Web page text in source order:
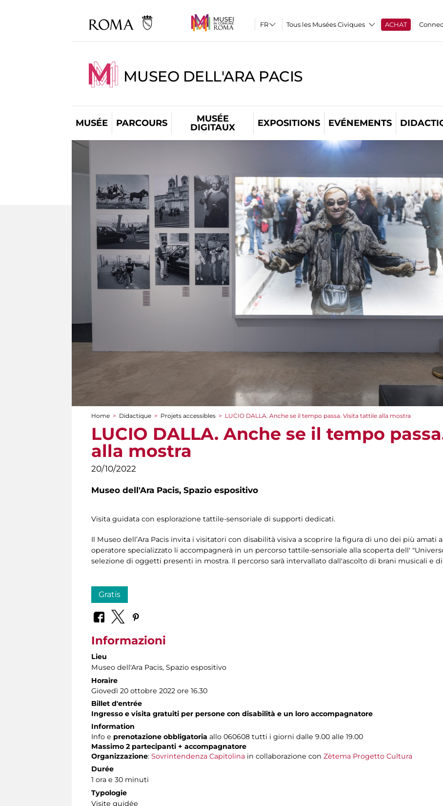
Tous les Musées Civiques ACHAT
MUSEO DELL'ARA PACIS
MUSÉE PARCOURS
MUSÉE
DIGITAUX
EXPOSITIONS EVÉNEMENTS
You are here
Home > Didactique > Projets accessibles > LUCIO DALLA. Anche se il tempo passa. Visita tattile alla mostra
LUCIO DALLA. Anche se il tempo
alla mostra
20/10/2022
Museo dell'Ara Pacis, Spazio espositivo
Visita guidata con esplorazione tattile-sensoriale di supporti dedicati.
Il Museo dell’Ara Pacis invita i visitatori con disabilità visiva a scoprire la figura di uno dei più amati
operatore specializzato li accompagnerà in un percorso tattile-sensoriale alla scoperta dell'
selezione di oggetti presenti in mostra. Il percorso sarà intervallato dall'ascolto di brani musicali e
Gratis
Informazioni
Lieu
Museo dell'Ara Pacis, Spazio espositivo
Horaire
Giovedì 20 ottobre 2022 ore 16.30
Billet d'entrée
Ingresso e visita gratuiti per persone con disabilità e un loro accompagnatore
Information
Info e prenotazione obbligatoria allo 060608 tutti i giorni dalle 9.00 alle 19.00
Massimo 2 partecipanti + accompagnatore
Organizzazione: Sovrintendenza Capitolina in collaborazione con Zètema Progetto Cultura
Durée
1 ora e 30 minuti
Typologie
Visite guidée